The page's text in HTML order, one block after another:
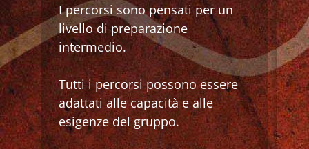
I percorsi sono pensati per un
livello di preparazione
intermedio.
Tutti i percorsi possono essere
adattati alle capacità e alle
esigenze del gruppo.